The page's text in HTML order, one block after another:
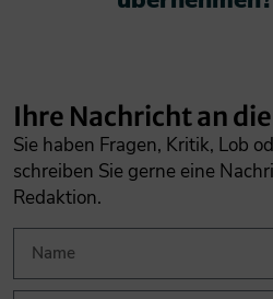
Ihre Nachricht an
Sie haben Fragen, Kritik, Lob
schreiben Sie gerne eine
Redaktion.